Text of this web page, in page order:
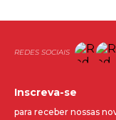
Inscreva-se
para receber nossas